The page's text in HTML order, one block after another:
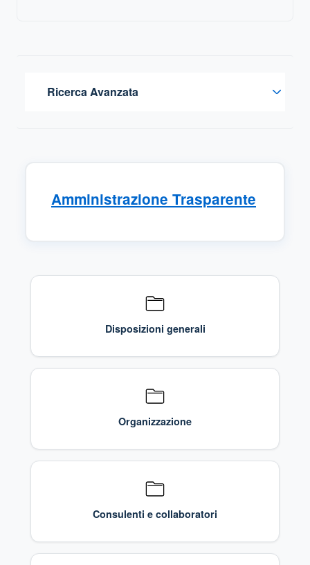
Ricerca Avanzata
Amministrazione Trasparente
Sezioni di Trasparenza Disponibili
Disposizioni generali
Organizzazione
Consulenti e collaboratori